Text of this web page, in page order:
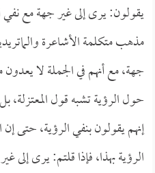
يقولون: يرى إلى غير جهة مع نفي
مذهب متكلمة الأشاعرة
جهة، مع أنهم في الجملة لا
حول الرؤية تشبه قول
إنهم يقولون بنفي الرؤية، حتى إن
الرؤية بهذا، فإذا قلتم: يرى إلى